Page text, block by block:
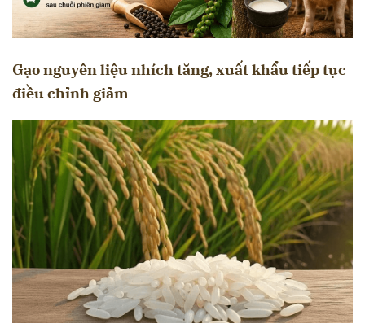
Gạo nguyên liệu nhích tăng, xuất khẩu tiếp tục
điều chỉnh giảm